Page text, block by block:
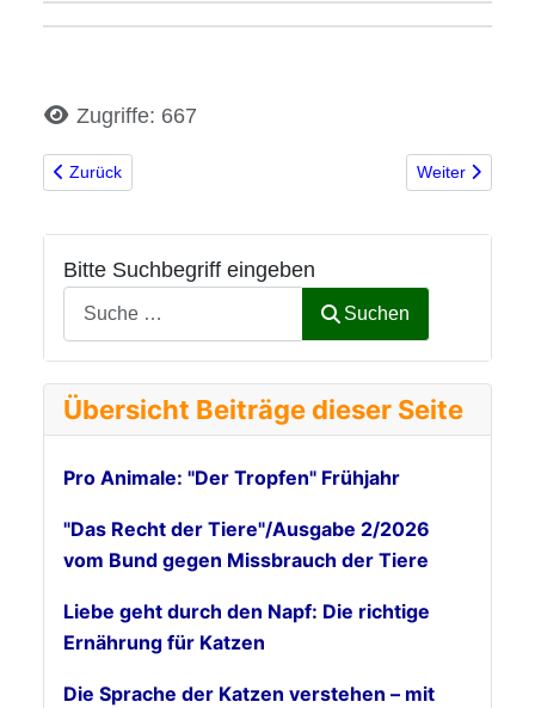
Bitte Suchbegriff eingeben
Suchen
Übersicht Beiträge dieser Seite
Pro Animale: "Der Tropfen" Frühjahr
"Das Recht der Tiere"/Ausgabe 2/2026
vom Bund gegen Missbrauch der Tiere
Liebe geht durch den Napf: Die richtige
Ernährung für Katzen
Die Sprache der Katzen verstehen – mit
DetailsZugriffe: 667
Vorheriger Beitrag: Neues auf der Homepage
Zurück Nächster
Weiter